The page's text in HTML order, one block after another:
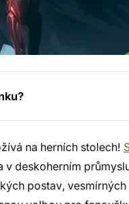
na herních stolech!
v deskoherním
postav,